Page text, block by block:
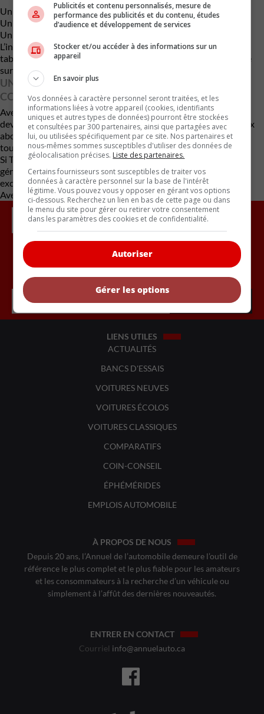
Un avant sculpté avec de larges prises d’air.
Un profil aérodynamique avec une silhouette abaissée.
Un hayon arrière pratique, pour plus de polyvalence.
L’intérieur devrait conserver une configuration 2+2, avec un
tableau de bord modernisé et une expérience de conduite axée
sur le plaisir brut.
UN POSITIONNEMENT STRATÉGIQUE FACE À LA
CONCURRENCE
Avec la Celica et la Supra dans la gamme Gazoo Racing, Toyota
devra s’assurer que la GR86 conserve son propre ADN. Son prix
abordable en fera une rivale directe de la future Mazda MX-5,
tout en proposant un niveau de performance supérieur.
Si Toyota confirme ces évolutions, la GR86 de troisième
génération pourrait bien être l’une des sportives les plus
excitantes de la décennie.
Avec des renseignements de Carscoops
Inscrivez vous à l'infolettre.
LIENS UTILES
ACTUALITÉS
BANCS D'ESSAIS
VOITURES NEUVES
VOITURES ÉCOLOS
VOITURES CLASSIQUES
COMPARATIFS
COIN-CONSEIL
ÉPHÉMÉRIDES
EMPLOIS AUTOMOBILE
À PROPOS DE NOUS
Depuis 20 ans, l’Annuel de l’automobile demeure l’outil de
référence le plus complet et le plus fiable pour les amateurs
et les consommateurs à la recherche d’un véhicule ou
simplement à l’affût des dernières nouveautés.
ENTRER EN CONTACT
Courriel info@annuelauto.ca
Publicités et contenu personnalisés, mesure de
performance des publicités et du contenu, études
d’audience et développement de services
Stocker et/ou accéder à des informations sur un
appareil
En savoir plus
Vos données à caractère personnel seront traitées, et les
informations liées à votre appareil (cookies, identifiants
uniques et autres types de données) pourront être stockées
et consultées par 300 partenaires, ainsi que partagées avec
lui, ou utilisées spécifiquement par ce site. Nos partenaires et
nous-mêmes sommes susceptibles d'utiliser des données de
géolocalisation précises. Liste des partenaires.
Certains fournisseurs sont susceptibles de traiter vos
données à caractère personnel sur la base de l'intérêt
légitime. Vous pouvez vous y opposer en gérant vos options
ci-dessous. Recherchez un lien en bas de cette page ou dans
le menu du site pour gérer ou retirer votre consentement
dans les paramètres des cookies et de confidentialité.
Autoriser
Gérer les options